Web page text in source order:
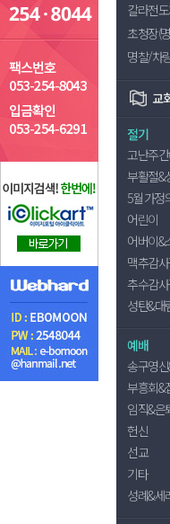
칼라전
초청장(
명찰/차
교
절기
고난주
부활절&
5월 가정
어린이
어버이&
맥추감
추수감
성탄&대
예배
송구영
부흥회&
임직&은
헌신
선교
기타
성례&세